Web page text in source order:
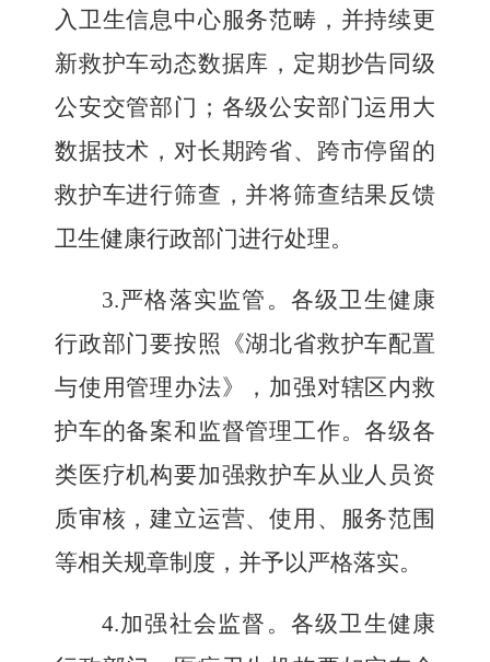
入卫生信息中心服务范畴，并持续更
新救护车动态数据库，定期抄告 同级
公安交管部门 ；各级公安部门运用大
数据技术，对长期跨省、跨市停留的
救护车进行筛查，并将筛查结果反馈
卫生健康行政部门进行处理。
3.严格落实监管。各级卫生健康
行政部门要按照《湖北省救护车配置
与使用管理办法》，加强对辖区内救
护车的备案和监督管理工作。各级各
类医疗机构要加强救护车从业人员资
质审核，建立运营、使用、服务范围
等相关规章制度，并予以严格落实。
4.加强社会监督。各级卫生健康